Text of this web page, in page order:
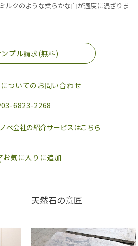
ルクのような柔らかな白が適度に混ざりま
ンプル請求(無料)
ついてのお問い合わせ
03-6823-2268
ベ会社の紹介サービスはこちら
お気に入りに追加
天然石の意匠